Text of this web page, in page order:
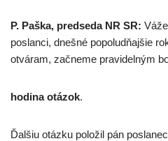
P. Paška, predseda NR SR:
poslanci, dnešné popoludňajšie
otváram, začneme pravidelným
hodina otázok.
Ďalšiu otázku položil pán